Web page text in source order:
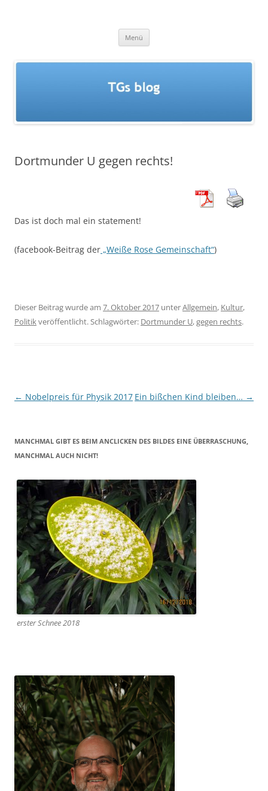
Menü
Dortmunder U gegen rechts!
Das ist doch mal ein statement!
(facebook-Beitrag der „Weiße Rose Gemeinschaft“)
Dieser Beitrag wurde am 7. Oktober 2017 unterAllgemein, Kultur,
Politikveröffentlicht. Schlagwörter: Dortmunder U,gegen rechts.
Beitragsnavigation
← Nobelpreis für Physik 2017 Ein bißchen Kind bleiben… →
MANCHMAL GIBT ES BEIM ANCLICKEN DES BILDES EINE ÜBERRASCHUNG,
MANCHMAL AUCH NICHT!
erster Schnee 2018